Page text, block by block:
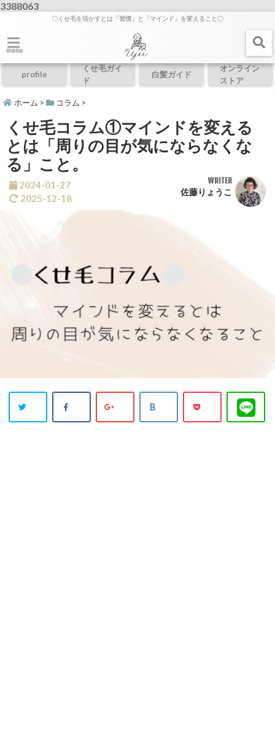
3388063
〇くせ毛を活かすとは「習慣」と「マインド」を変えること〇
menu
profile
くせ毛ガイ
ド
白髪ガイド
オンライン
ストア
ホーム > コラム >
くせ毛コラム①マインドを変える
とは「周りの目が気にならなくな
る」こと。
2024-01-27
2025-12-18
WRITER
佐藤りょうこ